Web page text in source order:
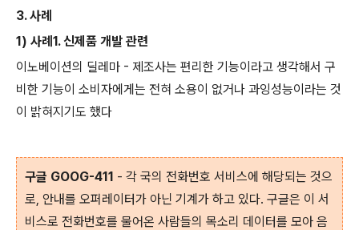
3. 사례
1) 사례1. 신제품 개발 관련
이노베이션의 딜레마 - 제조사는 편리한 기능이라고 생각해서 구
비한 기능이 소비자에게는 전혀 소용이 없거나 과잉성능이라는 것
이 밝혀지기도 했다
구글 GOOG-411 - 각 국의 전화번호 서비스에 해당되는 것으
로, 안내를 오퍼레이터가 아닌 기계가 하고 있다. 구글은 이 서
비스로 전화번호를 물어온 사람들의 목소리 데이터를 모아 음